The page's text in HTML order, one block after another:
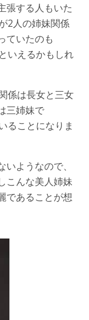
張する人もいた
2人の姉妹関係
ていたのも
いえるかもしれ
係は長女と三女
三姉妹で
ることになりま
ようなので、
こんな美人姉妹
であることが想